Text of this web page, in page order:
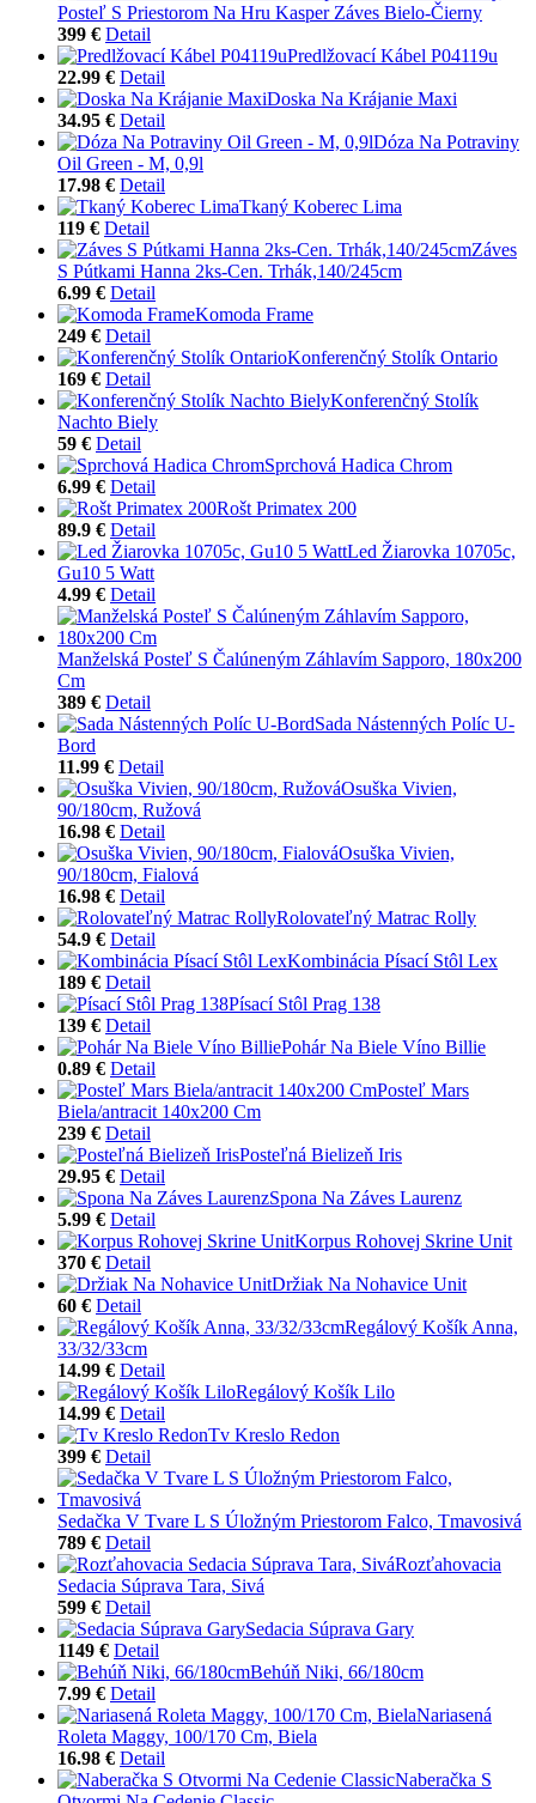
Posteľ S Priestorom Na Hru Kasper Záves Bielo-Čierny
399 € Detail
Predlžovací Kábel P04119u
22.99 € Detail
Doska Na Krájanie Maxi
34.95 € Detail
Dóza Na Potraviny
Oil Green - M, 0,9l
17.98 € Detail
Tkaný Koberec Lima
119 € Detail
Záves
S Pútkami Hanna 2ks-Cen. Trhák,140/245cm
6.99 € Detail
Komoda Frame
249 € Detail
Konferenčný Stolík Ontario
169 € Detail
Konferenčný Stolík
Nachto Biely
59 € Detail
Sprchová Hadica Chrom
6.99 € Detail
Rošt Primatex 200
89.9 € Detail
Led Žiarovka 10705c,
Gu10 5 Watt
4.99 € Detail
Manželská Posteľ S Čalúneným Záhlavím Sapporo, 180x200
Cm
389 € Detail
Sada Nástenných Políc U-
Bord
11.99 € Detail
Osuška Vivien,
90/180cm, Ružová
16.98 € Detail
Osuška Vivien,
90/180cm, Fialová
16.98 € Detail
Rolovateľný Matrac Rolly
54.9 € Detail
Kombinácia Písací Stôl Lex
189 € Detail
Písací Stôl Prag 138
139 € Detail
Pohár Na Biele Víno Billie
0.89 € Detail
Posteľ Mars
Biela/antracit 140x200 Cm
239 € Detail
Posteľná Bielizeň Iris
29.95 € Detail
Spona Na Záves Laurenz
5.99 € Detail
Korpus Rohovej Skrine Unit
370 € Detail
Držiak Na Nohavice Unit
60 € Detail
Regálový Košík Anna,
33/32/33cm
14.99 € Detail
Regálový Košík Lilo
14.99 € Detail
Tv Kreslo Redon
399 € Detail
Sedačka V Tvare L S Úložným Priestorom Falco, Tmavosivá
789 € Detail
Rozťahovacia
Sedacia Súprava Tara, Sivá
599 € Detail
Sedacia Súprava Gary
1149 € Detail
Behúň Niki, 66/180cm
7.99 € Detail
Nariasená
Roleta Maggy, 100/170 Cm, Biela
16.98 € Detail
Naberačka S